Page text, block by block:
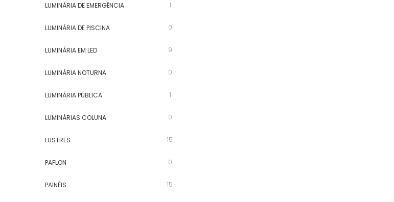
LUMINÁRIA DE EMERGÊNCIA 1
LUMINÁRIA DE PISCINA 0
LUMINÁRIA EM LED 9
LUMINÁRIA NOTURNA 0
LUMINÁRIA PÚBLICA 1
LUMINÁRIAS COLUNA 0
LUSTRES 15
PAFLON 0
PAINÉIS 15